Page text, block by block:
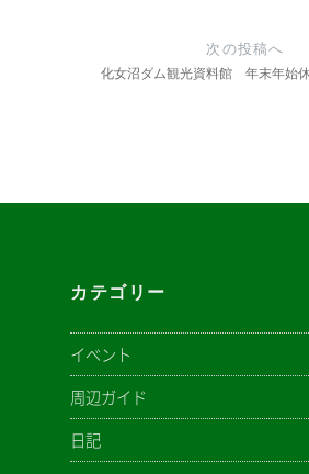
次の投稿へ
化女沼ダム観光資料館 年末年始
カテゴリー
イベント
周辺ガイド
日記